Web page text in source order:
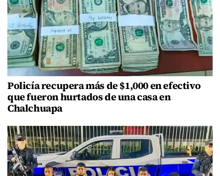
Policía recupera más de $1,000 en efectivo
que fueron hurtados de una casa en
Chalchuapa